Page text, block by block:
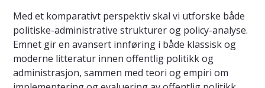
Med et komparativt perspektiv skal vi utforske både
politiske-administrative strukturer og policy-analyse.
Emnet gir en avansert innføring i både klassisk og
moderne litteratur innen offentlig politikk og
administrasjon, sammen med teori og empiri om